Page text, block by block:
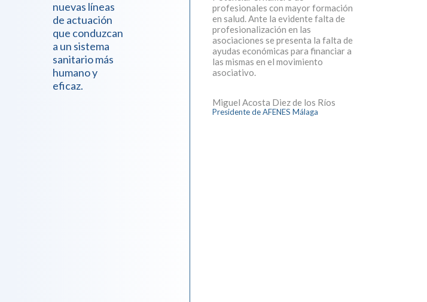
nuevas líneas
de actuación
que conduzcan
a un sistema
sanitario más
humano y
eficaz.
profesionales con mayor formación
en salud. Ante la evidente falta de
profesionalización en las
asociaciones se presenta la falta de
ayudas económicas para financiar a
las mismas en el movimiento
asociativo.
Miguel Acosta Diez de los Ríos
Presidente de AFENES Málaga